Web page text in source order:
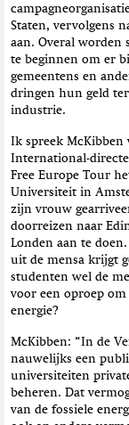
Staten, vervolgens
aan. Overal worden
te beginnen om er
gemeentens en
dringen hun geld
industrie.
Ik spreek McKibben
International-
Free Europe Tour
Universiteit in
zijn vrouw
doorreizen naar
Londen aan te
uit de mensa krijgt
studenten wel de
voor een oproep
energie?
McKibben: “In de
nauwelijks een
universiteiten
beheren. Dat
van de fossiele